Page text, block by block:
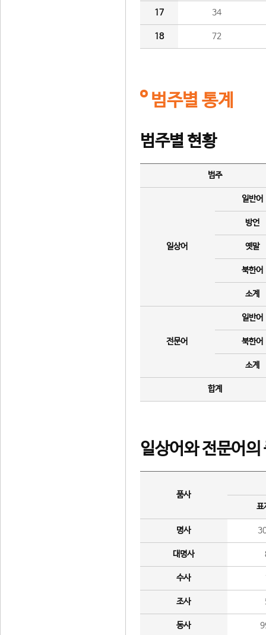
17 34
18 72
범주별 통계
범주별 현황
범주
일상어
일반어
방언
옛말
북한어
소계
전문어
일반어
북한어
소계
합계
일상어와 전문어의
품사
표
명사
대명사
수사
조사
동사